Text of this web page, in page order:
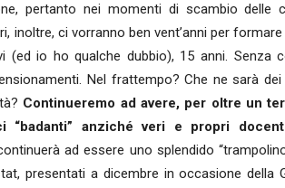
pertanto nei momenti di scambio delle
inoltre, ci vorranno ben vent’anni per
io ho qualche dubbio), 15 anni. Senza
Nel frattempo? Che ne sarà
Continueremo ad avere, per oltre un
“badanti” anziché veri e propri
ad essere uno splendido
presentati a dicembre in occasione della